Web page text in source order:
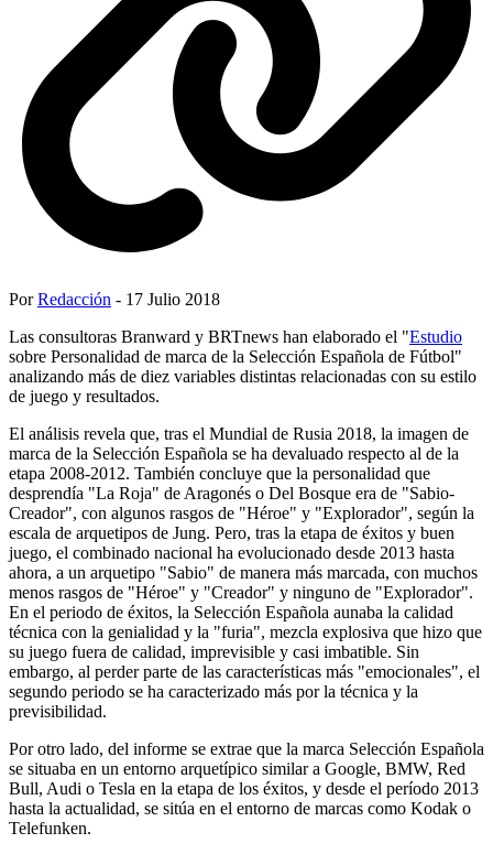
PorRedacción - 17 Julio 2018
Las consultoras Branward y BRTnews han elaborado el "Estudio
sobre Personalidad de marca de la Selección Española de Fútbol"
analizando más de diez variables distintas relacionadas con su estilo
de juego y resultados.
El análisis revela que, tras el Mundial de Rusia 2018, la imagen de
marca de la Selección Española se ha devaluado respecto al de la
etapa 2008-2012. También concluye que la personalidad que
desprendía "La Roja" de Aragonés o Del Bosque era de "Sabio-
Creador", con algunos rasgos de "Héroe" y "Explorador", según la
escala de arquetipos de Jung. Pero, tras la etapa de éxitos y buen
juego, el combinado nacional ha evolucionado desde 2013 hasta
ahora, a un arquetipo "Sabio" de manera más marcada, con muchos
menos rasgos de "Héroe" y "Creador" y ninguno de "Explorador".
En el periodo de éxitos, la Selección Española aunaba la calidad
técnica con la genialidad y la "furia", mezcla explosiva que hizo que
su juego fuera de calidad, imprevisible y casi imbatible. Sin
embargo, al perder parte de las características más "emocionales", el
segundo periodo se ha caracterizado más por la técnica y la
previsibilidad.
Por otro lado, del informe se extrae que la marca Selección Española
se situaba en un entorno arquetípico similar a Google, BMW, Red
Bull, Audi o Tesla en la etapa de los éxitos, y desde el período 2013
hasta la actualidad, se sitúa en el entorno de marcas como Kodak o
Telefunken.